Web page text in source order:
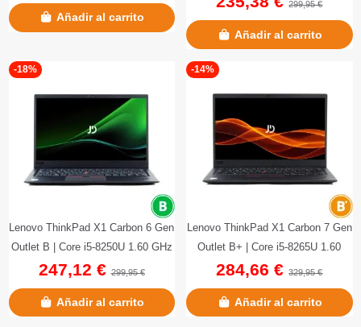
Añadir al carrito
299,95 €
Añadir al carrito
-18%
Lenovo ThinkPad X1 Carbon 6 Gen
Outlet B | Core i5-8250U 1.60 GHz
| 256 GB NVMe | 8 GB...
247,12 €299,95 €
Añadir al carrito
-14%
Lenovo ThinkPad X1 Carbon 7 Gen
Outlet B+ | Core i5-8265U 1.60
GHz | 256 GB NVMe | 8 GB...
284,66 €329,95 €
Añadir al carrito